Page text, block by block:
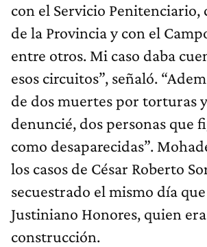
con el Servicio Penitenciario,
de la Provincia y con el
entre otros. Mi caso daba
esos circuitos”, señaló.
de dos muertes por torturas
denuncié, dos personas que
como desaparecidas”.
los casos de César Roberto
secuestrado el mismo día
Justiniano Honores, quien
construcción.